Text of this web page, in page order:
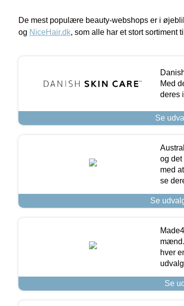
De mest populære beauty-webshops er i
og NiceHair.dk, som alle har et stort sortiment
Med
deres
Se
og
med
se
Se
hver
Se